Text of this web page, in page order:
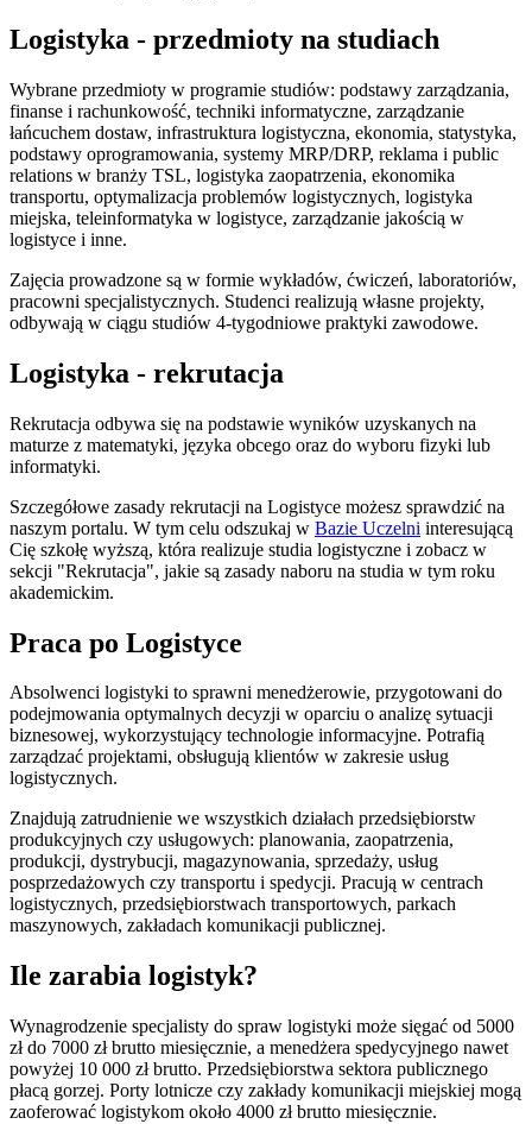
Logistyka - przedmioty na studiach
Wybrane przedmioty w programie studiów: podstawy zarządzania,
finanse i rachunkowość, techniki informatyczne, zarządzanie
łańcuchem dostaw, infrastruktura logistyczna, ekonomia, statystyka,
podstawy oprogramowania, systemy MRP/DRP, reklama i public
relations w branży TSL, logistyka zaopatrzenia, ekonomika
transportu, optymalizacja problemów logistycznych, logistyka
miejska, teleinformatyka w logistyce, zarządzanie jakością w
logistyce i inne.
Zajęcia prowadzone są w formie wykładów, ćwiczeń, laboratoriów,
pracowni specjalistycznych. Studenci realizują własne projekty,
odbywają w ciągu studiów 4-tygodniowe praktyki zawodowe.
Logistyka - rekrutacja
Rekrutacja odbywa się na podstawie wyników uzyskanych na
maturze z matematyki, języka obcego oraz do wyboru fizyki lub
informatyki.
Szczegółowe zasady rekrutacji na Logistyce możesz sprawdzić na
naszym portalu. W tym celu odszukaj w Bazie Uczelni interesującą
Cię szkołę wyższą, która realizuje studia logistyczne i zobacz w
sekcji "Rekrutacja", jakie są zasady naboru na studia w tym roku
akademickim.
Praca po Logistyce
Absolwenci logistyki to sprawni menedżerowie, przygotowani do
podejmowania optymalnych decyzji w oparciu o analizę sytuacji
biznesowej, wykorzystujący technologie informacyjne. Potrafią
zarządzać projektami, obsługują klientów w zakresie usług
logistycznych.
Znajdują zatrudnienie we wszystkich działach przedsiębiorstw
produkcyjnych czy usługowych: planowania, zaopatrzenia,
produkcji, dystrybucji, magazynowania, sprzedaży, usług
posprzedażowych czy transportu i spedycji. Pracują w centrach
logistycznych, przedsiębiorstwach transportowych, parkach
maszynowych, zakładach komunikacji publicznej.
Ile zarabia logistyk?
Wynagrodzenie specjalisty do spraw logistyki może sięgać od 5000
zł do 7000 zł brutto miesięcznie, a menedżera spedycyjnego nawet
powyżej 10 000 zł brutto. Przedsiębiorstwa sektora publicznego
płacą gorzej. Porty lotnicze czy zakłady komunikacji miejskiej mogą
zaoferować logistykom około 4000 zł brutto miesięcznie.